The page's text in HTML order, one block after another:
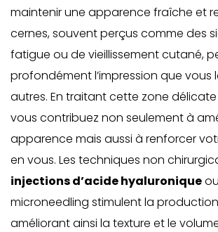
maintenir une apparence fraîche et
cernes, souvent perçus comme des
fatigue ou de vieillissement cutané,
profondément l’impression que vous
autres. En traitant cette zone délicate
vous contribuez non seulement à
apparence mais aussi à renforcer
en vous. Les techniques non
injections d’acide hyaluronique
microneedling stimulent la
améliorant ainsi la texture et le